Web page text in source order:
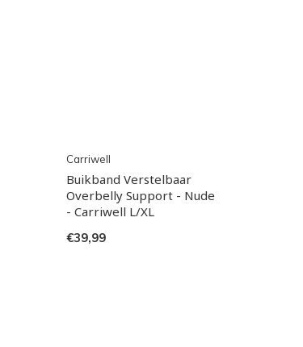
Carriwell
Buikband Verstelbaar
Overbelly Support - Nude
- Carriwell L/XL
€39,99